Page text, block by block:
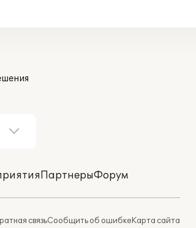
ПартнерыФорум
связьСообщить об ошибкеКарта сайта